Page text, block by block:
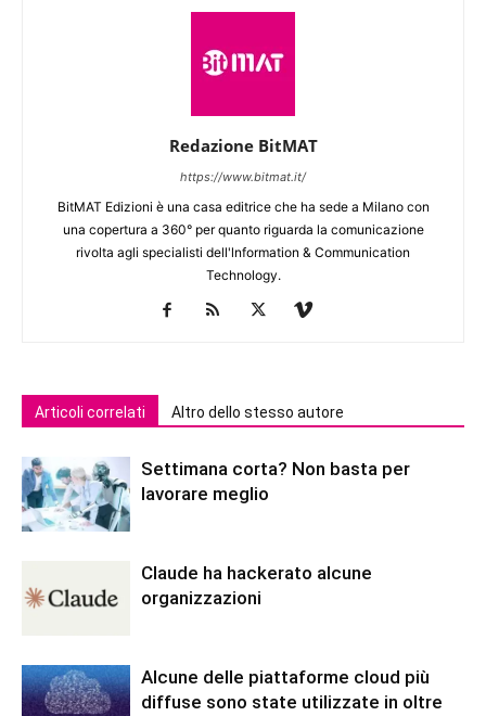
Redazione BitMAT
https://www.bitmat.it/
BitMAT Edizioni è una casa editrice che ha sede a Milano con
una copertura a 360° per quanto riguarda la comunicazione
rivolta agli specialisti dell'lnformation & Communication
Technology.
Articoli correlati Altro dello stesso autore
Settimana corta? Non basta per
lavorare meglio
Claude ha hackerato alcune
organizzazioni
Alcune delle piattaforme cloud più
diffuse sono state utilizzate in oltre